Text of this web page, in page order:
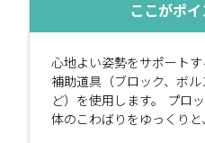
ここがポイ
心地よい姿勢をサポート
補助道具（ブロック、ボ
ど）を使用します。 プロ
体のこわばりをゆっくりと